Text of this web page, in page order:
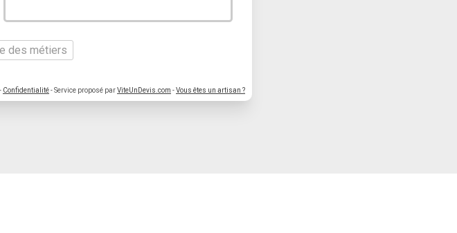
des métiers
- Confidentialité- Service proposé parViteUnDevis.com -Vous êtes un artisan ?